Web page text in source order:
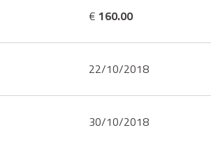
€ 160.00
22/10/2018
30/10/2018